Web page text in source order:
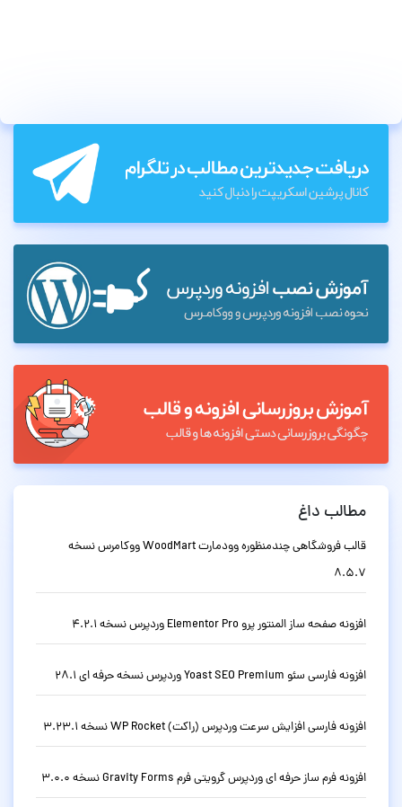
مطالب داغ
قالب فروشگاهی چندمنظوره وودمارت WoodMart ووکامرس نسخه
8.5.7
افزونه صفحه ساز المنتور پرو Elementor Pro وردپرس نسخه 4.2.1
افزونه فارسی سئو Yoast SEO Premium وردپرس نسخه حرفه ای 28.1
افزونه فارسی افزایش سرعت وردپرس (راکت) WP Rocket نسخه 3.23.1
افزونه فرم ساز حرفه ای وردپرس گرویتی فرم Gravity Forms نسخه 3.0.0